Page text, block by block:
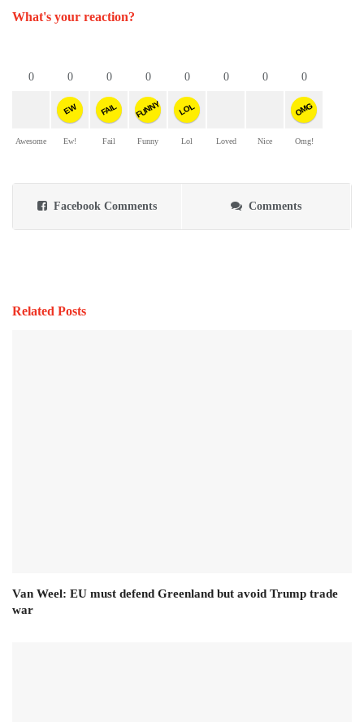
What's your reaction?
0
Awesome
0
EW
Ew!
0
FAIL
Fail
0
FUNNY
Funny
0
LOL
Lol
0
Loved
0
Nice
0
OMG
Omg!
Facebook Comments Comments
Related Posts
Van Weel: EU must defend Greenland but avoid Trump trade
war